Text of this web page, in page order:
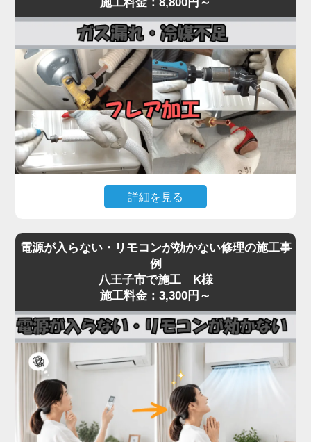
まで一貫対応。
最短即日対応で、内部の詰まりや劣化を根本から取
り除き、再発を防ぎます。
水漏れに気付いたら、お早めにプロの点検をご依頼
ください。
常が原因として考えられます。
経年劣化により、室外機内部のベアリングが摩耗し
てうなり音が出たり、ファン羽根に枯葉や異物が当
たって異音を発する事例も多く見られます。
「家電の達人」では、こうした異音・振動トラブル
に対して、室外機の分解点検・ファン羽根の調整・
モーター動作確認を行い、必要に応じて部品交換を
実施。
特にコンプレッサーから低い唸り音が継続する場合
は、内部の冷媒圧縮機構が故障している可能性があ
り、早期対応が重要です。
スクにもつながるため、初期段階での点検が肝心。
気になる音や振動があれば、お早めにご相談くださ
詳細を見る
付いている」「冷房運転中に氷が張る」といった症
状は、冷媒ガスが漏れているサインです。
冷媒ガスは本来密閉系で循環しているため、減るこ
接続部（フレアナット）の緩み、配管自体のピンホ
ール、室内機の熱交換器からの微少漏れなどです。
実際の現場では、設置から10年以上経過したエアコ
ンで配管劣化によるガス漏れが多発しており、補充
だけでは数ヶ月で再発するため、漏れ箇所の特定・
修理が不可欠です。
電源が入らない・リモコンが効かない修理の施工事
例
八王子市で施工 K様
施工料金：3,300円～